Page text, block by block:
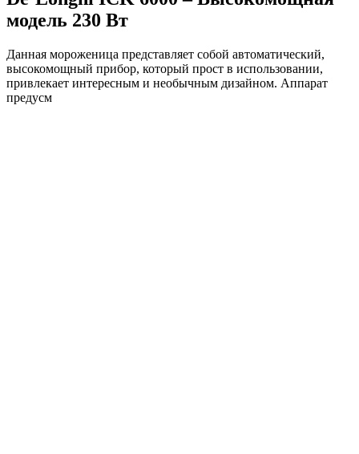
модель 230 Вт
Данная мороженица представляет собой автоматический,
высокомощный прибор, который прост в использовании,
привлекает интересным и необычным дизайном. Аппарат
предусм